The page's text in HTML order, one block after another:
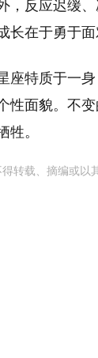
，反应迟缓
在于勇于面
座特质于一
性面貌。不
。
转载、摘编或以